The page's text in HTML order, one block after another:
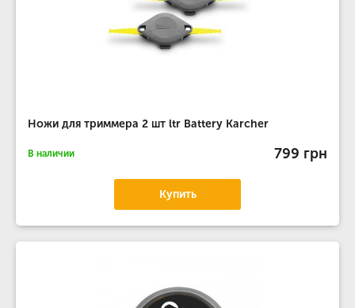
Ножи для триммера 2 шт ltr Battery Karcher
В наличии 799 грн
Купить